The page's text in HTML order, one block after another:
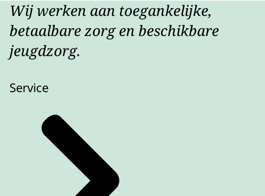
Wij werken aan toegankelijke,
betaalbare zorg en beschikbare
jeugdzorg.
Service